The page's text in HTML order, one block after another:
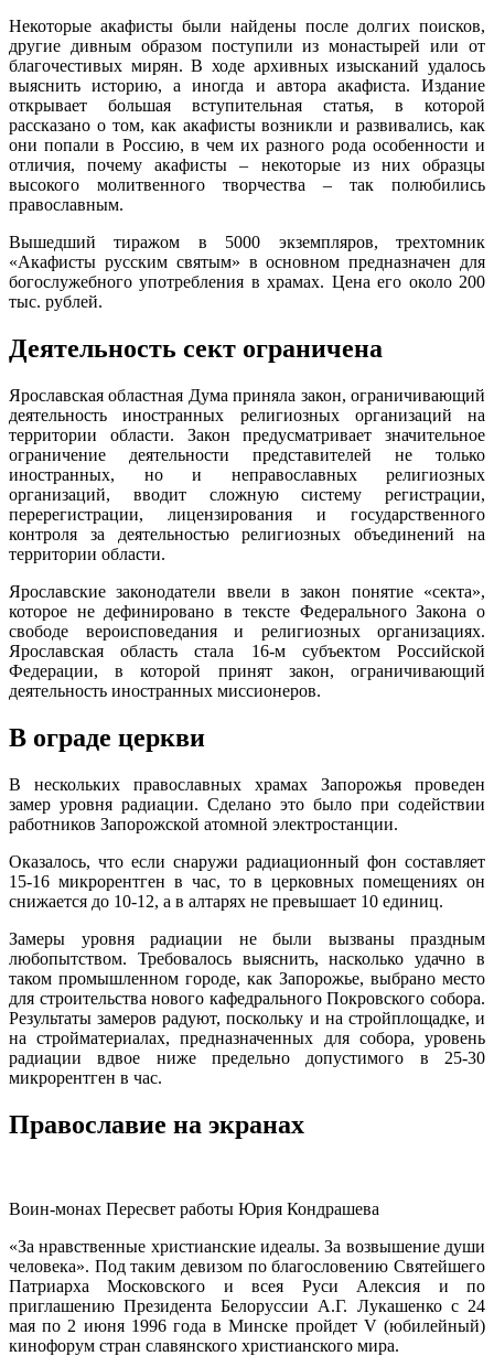
Некоторые акафисты были найдены после долгих поисков,
другие дивным образом поступили из монастырей или от
благочестивых мирян. В ходе архивных изысканий удалось
выяснить историю, а иногда и автора акафиста. Издание
открывает большая вступительная статья, в которой
рассказано о том, как акафисты возникли и развивались, как
они попали в Россию, в чем их разного рода особенности и
отличия, почему акафисты – некоторые из них образцы
высокого молитвенного творчества – так полюбились
православным.
Вышедший тиражом в 5000 экземпляров, трехтомник
«Акафисты русским святым» в основном предназначен для
богослужебного употребления в храмах. Цена его около 200
тыс. рублей.
Деятельность сект ограничена
Ярославская областная Дума приняла закон, ограничивающий
деятельность иностранных религиозных организаций на
территории области. Закон предусматривает значительное
ограничение деятельности представителей не только
иностранных, но и неправославных религиозных
организаций, вводит сложную систему регистрации,
перерегистрации, лицензирования и государственного
контроля за деятельностью религиозных объединений на
территории области.
Ярославские законодатели ввели в закон понятие «секта»,
которое не дефинировано в тексте Федерального Закона о
свободе вероисповедания и религиозных организациях.
Ярославская область стала 16-м субъектом Российской
Федерации, в которой принят закон, ограничивающий
деятельность иностранных миссионеров.
В ограде церкви
В нескольких православных храмах Запорожья проведен
замер уровня радиации. Сделано это было при содействии
работников Запорожской атомной электростанции.
Оказалось, что если снаружи радиационный фон составляет
15-16 микрорентген в час, то в церковных помещениях он
снижается до 10-12, а в алтарях не превышает 10 единиц.
Замеры уровня радиации не были вызваны праздным
любопытством. Требовалось выяснить, насколько удачно в
таком промышленном городе, как Запорожье, выбрано место
для строительства нового кафедрального Покровского собора.
Результаты замеров радуют, поскольку и на стройплощадке, и
на стройматериалах, предназначенных для собора, уровень
радиации вдвое ниже предельно допустимого в 25-30
микрорентген в час.
Православие на экранах
Воин-монах Пересвет работы Юрия Кондрашева
«За нравственные христианские идеалы. За возвышение души
человека». Под таким девизом по благословению Святейшего
Патриарха Московского и всея Руси Алексия и по
приглашению Президента Белоруссии А.Г. Лукашенко с 24
мая по 2 июня 1996 года в Минске пройдет V (юбилейный)
кинофорум стран славянского христианского мира.